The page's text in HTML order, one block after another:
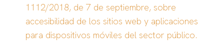
1112/2018, de 7 de septiembre, sobre
accesibilidad de los sitios web y aplicaciones
para dispositivos móviles del sector público.